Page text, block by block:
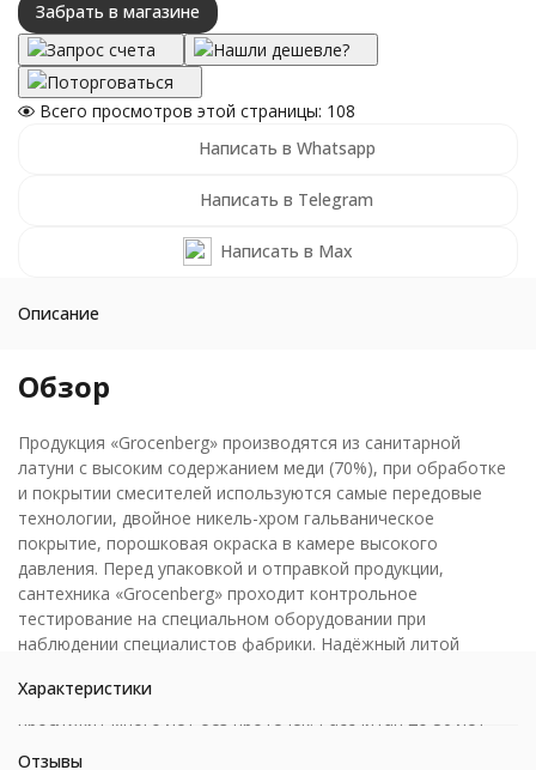
Забрать в магазине
Запрос счета
Нашли дешевле?
Поторговаться
Всего просмотров этой страницы: 108
Написать в Whatsapp
Написать в Telegram
Написать в Max
Описание
Обзор
Продукция «Grocenberg» производятся из санитарной
латуни с высоким содержанием меди (70%), при обработке
и покрытии смесителей используются самые передовые
технологии, двойное никель-хром гальваническое
покрытие, порошковая окраска в камере высокого
давления. Перед упаковкой и отправкой продукции,
сантехника «Grocenberg» проходит контрольное
тестирование на специальном оборудовании при
наблюдении специалистов фабрики. Надёжный литой
больше, чем давление в водопроводной системе и
Характеристики
Отзывы